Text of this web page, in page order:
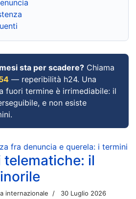
sta per scadere? Chiama
— reperibilità h24. Una
fuori termine è irrimediabile: il
e non esiste
fra denuncia e querela: i termini
telematiche: il
internazionale 30 Luglio 2026